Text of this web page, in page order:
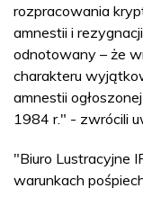
rozpracowania
amnestii i
odnotowany – że
charakteru
amnestii
1984 r." - zwrócili
"Biuro Lustracyjne
warunkach